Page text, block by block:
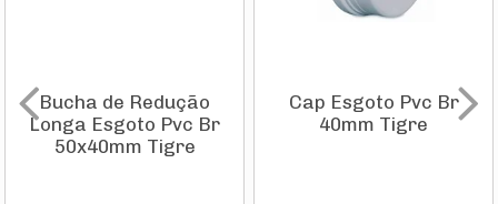
Bucha de Redução
Longa Esgoto Pvc Br
50x40mm Tigre
Cap Esgoto Pvc Br
40mm Tigre